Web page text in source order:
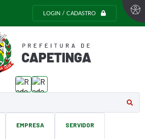
LOGIN / CADASTRO
EMPRESA SERVIDOR